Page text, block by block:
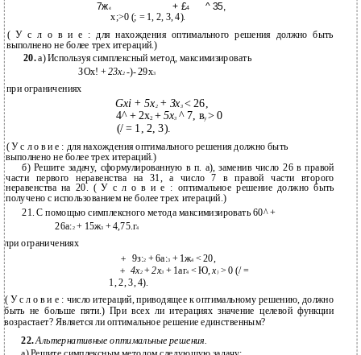
7ж4 + £4 ^ 35,
х;>0 (; = 1, 2, 3, 4).
( У с л о в и е : для нахождения оптимального решения должно быть
выполнено не более трех итераций.)
20.а) Используя симплексный метод, максимизировать
ЗОх! +23х2-)- 29х3
при ограничениях
Gxi + 5х2 + Зх3 < 26,
4^ + 2х2 + 5х3 ^ 7, ву> 0
(/ = 1, 2, 3).
( У с л о в и е : для нахождения оптимального решения должно быть
выполнено не более трех итераций.)
б) Решите задачу, сформулированную в п. а), заменив число 26 в правой
части первого неравенства на 31, а число 7 в правой части второго
неравенства на 20. ( У с л о в и е : оптимальное решение должно быть
получено с использованием не более трех итераций.)
21. С помощью симплексного метода максимизировать 60^ +
26а:2 + 15ж3 + 4,75.г4
лри ограничениях
+ 9з:2 + 6а:3 + 1ж4 < 20,
+ 4х2 +2х3 + 1аг4 < Ю,х > 0 (/ =
1, 2, 3, 4).
( У с л о в и е : число итераций, приводящее к оптимальному решению, должно
быть не больше пяти.) При всех ли итерациях значение целевой функции
возрастает? Является ли оптимальное решение единственным?
22.Альтернативные оптимальные решения.